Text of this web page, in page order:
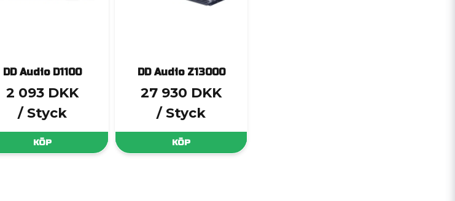
DD Audio D1100
2 093 DKK
/ Styck
KÖP
DD Audio Z13000
27 930 DKK
/ Styck
KÖP